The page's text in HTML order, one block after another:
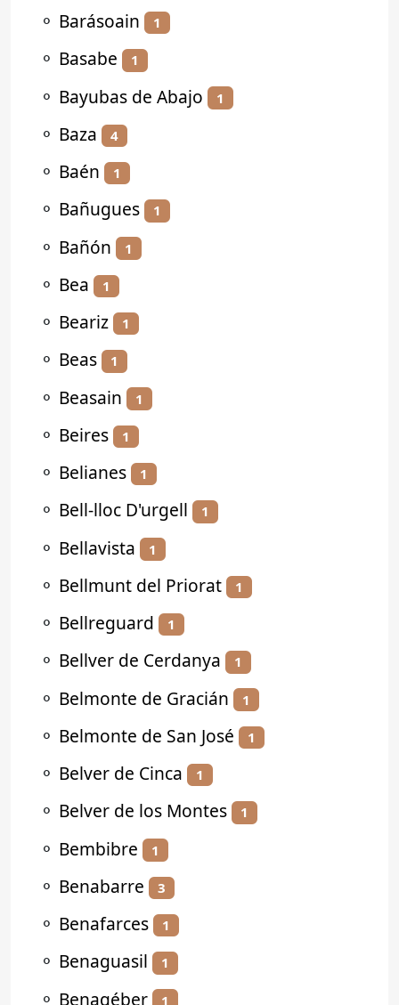
⚬ Barásoain 1
⚬ Basabe 1
⚬ Bayubas de Abajo 1
⚬ Baza 4
⚬ Baén 1
⚬ Bañugues 1
⚬ Bañón 1
⚬ Bea 1
⚬ Beariz 1
⚬ Beas 1
⚬ Beasain 1
⚬ Beires 1
⚬ Belianes 1
⚬ Bell-lloc D'urgell 1
⚬ Bellavista 1
⚬ Bellmunt del Priorat 1
⚬ Bellreguard 1
⚬ Bellver de Cerdanya 1
⚬ Belmonte de Gracián 1
⚬ Belmonte de San José 1
⚬ Belver de Cinca 1
⚬ Belver de los Montes 1
⚬ Bembibre 1
⚬ Benabarre 3
⚬ Benafarces 1
⚬ Benaguasil 1
⚬ Benagéber 1